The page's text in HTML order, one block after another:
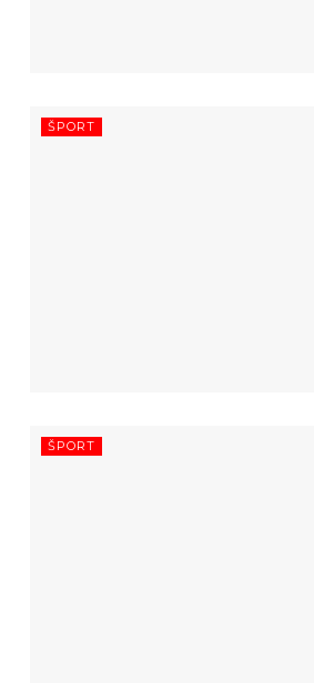
ŠPORT
ŠPORT